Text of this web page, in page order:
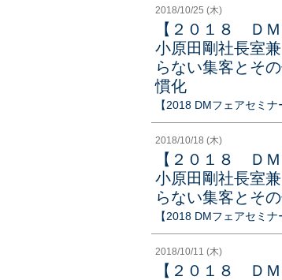
2018/10/25 (木)
【２０１８ Ｄ
小原田剛社長室
らない集客とそ
慣化
【2018 DMフェアセミナ
2018/10/18 (木)
【２０１８ Ｄ
小原田剛社長室
らない集客とそ
【2018 DMフェアセミナ
2018/10/11 (木)
【２０１８ Ｄ